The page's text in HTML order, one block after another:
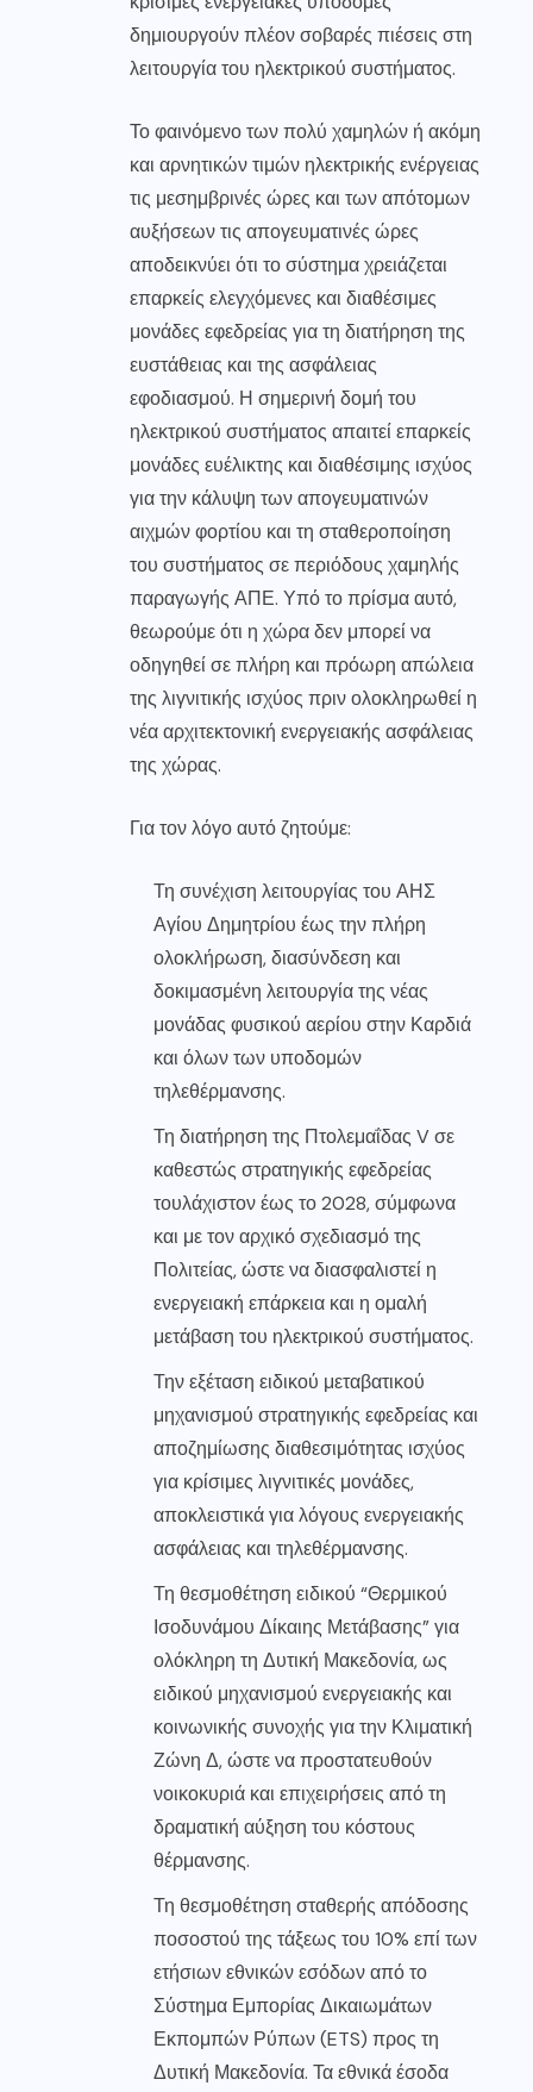
δημιουργούν πλέον σοβαρές πιέσεις στη
λειτουργία του ηλεκτρικού συστήματος.
Το φαινόμενο των πολύ χαμηλών ή ακόμη
και αρνητικών τιμών ηλεκτρικής ενέργειας
τις μεσημβρινές ώρες και των απότομων
αυξήσεων τις απογευματινές ώρες
αποδεικνύει ότι το σύστημα χρειάζεται
επαρκείς ελεγχόμενες και διαθέσιμες
μονάδες εφεδρείας για τη διατήρηση της
ευστάθειας και της ασφάλειας
εφοδιασμού. Η σημερινή δομή του
ηλεκτρικού συστήματος απαιτεί επαρκείς
μονάδες ευέλικτης και διαθέσιμης ισχύος
για την κάλυψη των απογευματινών
αιχμών φορτίου και τη σταθεροποίηση
του συστήματος σε περιόδους χαμηλής
παραγωγής ΑΠΕ. Υπό το πρίσμα αυτό,
θεωρούμε ότι η χώρα δεν μπορεί να
οδηγηθεί σε πλήρη και πρόωρη απώλεια
της λιγνιτικής ισχύος πριν ολοκληρωθεί η
νέα αρχιτεκτονική ενεργειακής ασφάλειας
της χώρας.
Για τον λόγο αυτό ζητούμε:
Τη συνέχιση λειτουργίας του ΑΗΣ
Αγίου Δημητρίου έως την πλήρη
ολοκλήρωση, διασύνδεση και
δοκιμασμένη λειτουργία της νέας
μονάδας φυσικού αερίου στην Καρδιά
και όλων των υποδομών
τηλεθέρμανσης.
Τη διατήρηση της Πτολεμαΐδας V σε
καθεστώς στρατηγικής εφεδρείας
τουλάχιστον έως το 2028, σύμφωνα
και με τον αρχικό σχεδιασμό της
Πολιτείας, ώστε να διασφαλιστεί η
ενεργειακή επάρκεια και η ομαλή
μετάβαση του ηλεκτρικού συστήματος.
Την εξέταση ειδικού μεταβατικού
μηχανισμού στρατηγικής εφεδρείας και
αποζημίωσης διαθεσιμότητας ισχύος
για κρίσιμες λιγνιτικές μονάδες,
αποκλειστικά για λόγους ενεργειακής
ασφάλειας και τηλεθέρμανσης.
Τη θεσμοθέτηση ειδικού “Θερμικού
Ισοδυνάμου Δίκαιης Μετάβασης” για
ολόκληρη τη Δυτική Μακεδονία, ως
ειδικού μηχανισμού ενεργειακής και
κοινωνικής συνοχής για την Κλιματική
Ζώνη Δ, ώστε να προστατευθούν
νοικοκυριά και επιχειρήσεις από τη
δραματική αύξηση του κόστους
θέρμανσης.
Τη θεσμοθέτηση σταθερής απόδοσης
ποσοστού της τάξεως του 10% επί των
ετήσιων εθνικών εσόδων από το
Σύστημα Εμπορίας Δικαιωμάτων
Εκπομπών Ρύπων (ETS) προς τη
Δυτική Μακεδονία. Τα εθνικά έσοδα